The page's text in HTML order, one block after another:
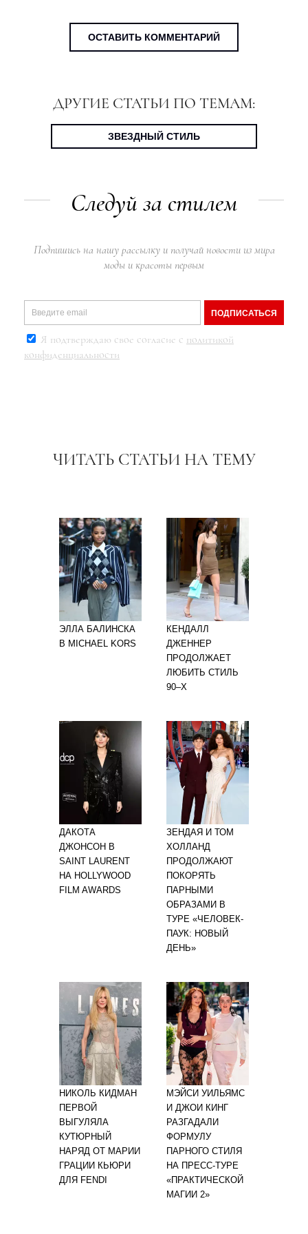
ОСТАВИТЬ КОММЕНТАРИЙ
ДРУГИЕ СТАТЬИ ПО ТЕМАМ:
ЗВЕЗДНЫЙ СТИЛЬ
Следуй за стилем
Подпишись на нашу рассылку и получай новости из мира
моды и красоты первым
ПОДПИСАТЬСЯ
Я подтверждаю свое согласие с политикой
конфиденциальности
ЧИТАТЬ СТАТЬИ НА ТЕМУ
ЭЛЛА БАЛИНСКА
В MICHAEL KORS
КЕНДАЛЛ
ДЖЕННЕР
ПРОДОЛЖАЕТ
ЛЮБИТЬ СТИЛЬ
90–Х
ДАКОТА
ДЖОНСОН В
SAINT LAURENT
НА HOLLYWOOD
FILM AWARDS
ЗЕНДАЯ И ТОМ
ХОЛЛАНД
ПРОДОЛЖАЮТ
ПОКОРЯТЬ
ПАРНЫМИ
ОБРАЗАМИ В
ТУРЕ «ЧЕЛОВЕК-
ПАУК: НОВЫЙ
ДЕНЬ»
НИКОЛЬ КИДМАН
ПЕРВОЙ
ВЫГУЛЯЛА
КУТЮРНЫЙ
НАРЯД ОТ МАРИИ
ГРАЦИИ КЬЮРИ
ДЛЯ FENDI
МЭЙСИ УИЛЬЯМС
И ДЖОИ КИНГ
РАЗГАДАЛИ
ФОРМУЛУ
ПАРНОГО СТИЛЯ
НА ПРЕСС-ТУРЕ
«ПРАКТИЧЕСКОЙ
МАГИИ 2»